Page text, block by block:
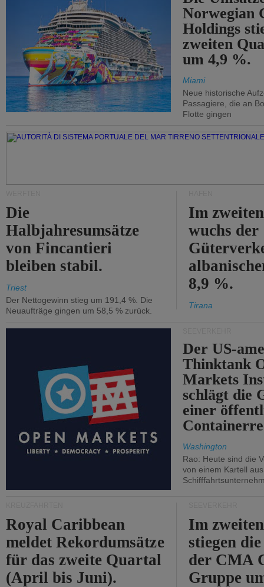
Norwegian
Holdings
zweiten
um 4,9 %.
Miami
Neue historische
Passagiere, die an
Flotte gingen
Die
Halbjahresumsätze
von Fincantieri
bleiben stabil.
Triest
Der Nettogewinn stieg um 191,4 %. Die
Neuaufträge gingen um 58,5 % zurück.
Im
wuchs der
8,9 %.
Tirana
Der US-
Thinktank
Markets
schlägt die
einer
Washington
Rao: Heute sind die
von einem Kartell
Royal Caribbean
meldet Rekordumsätze
für das zweite Quartal
(April bis Juni).
Im
stiegen
der CMA
Gruppe